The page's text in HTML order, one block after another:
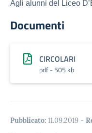
Agli alunni del Liceo
Documenti
CIRCOLARI
pdf - 505 kb
Pubblicato: 11.09.2019 -